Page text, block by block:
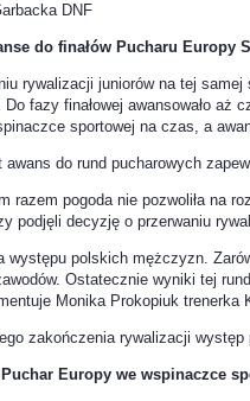
DNF
do finałów Pucharu Europy
rywalizacji juniorów na tej
Do fazy finałowej awansowało
sportowej na czas, a
do rund pucharowych
razem pogoda nie pozwoliła na
podjęli decyzję o przerwaniu
występu polskich mężczyzn.
Ostatecznie wyniki tej
Monika Prokopiuk
zakończenia rywalizacji
Europy we wspinaczce